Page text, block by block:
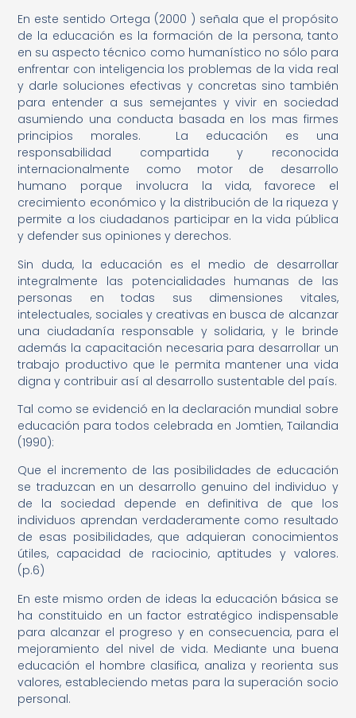
En este sentido Ortega (2000 ) señala que el propósito
de la educación es la formación de la persona, tanto
en su aspecto técnico como humanístico no sólo para
enfrentar con inteligencia los problemas de la vida real
y darle soluciones efectivas y concretas sino también
para entender a sus semejantes y vivir en sociedad
asumiendo una conducta basada en los mas firmes
principios morales. La educación es una
responsabilidad compartida y reconocida
internacionalmente como motor de desarrollo
humano porque involucra la vida, favorece el
crecimiento económico y la distribución de la riqueza y
permite a los ciudadanos participar en la vida pública
y defender sus opiniones y derechos.
Sin duda, la educación es el medio de desarrollar
integralmente las potencialidades humanas de las
personas en todas sus dimensiones vitales,
intelectuales, sociales y creativas en busca de alcanzar
una ciudadanía responsable y solidaria, y le brinde
además la capacitación necesaria para desarrollar un
trabajo productivo que le permita mantener una vida
digna y contribuir así al desarrollo sustentable del país.
Tal como se evidenció en la declaración mundial sobre
educación para todos celebrada en Jomtien, Tailandia
(1990):
Que el incremento de las posibilidades de educación
se traduzcan en un desarrollo genuino del individuo y
de la sociedad depende en definitiva de que los
individuos aprendan verdaderamente como resultado
de esas posibilidades, que adquieran conocimientos
útiles, capacidad de raciocinio, aptitudes y valores.
(p.6)
En este mismo orden de ideas la educación básica se
ha constituido en un factor estratégico indispensable
para alcanzar el progreso y en consecuencia, para el
mejoramiento del nivel de vida. Mediante una buena
educación el hombre clasifica, analiza y reorienta sus
valores, estableciendo metas para la superación socio
personal.